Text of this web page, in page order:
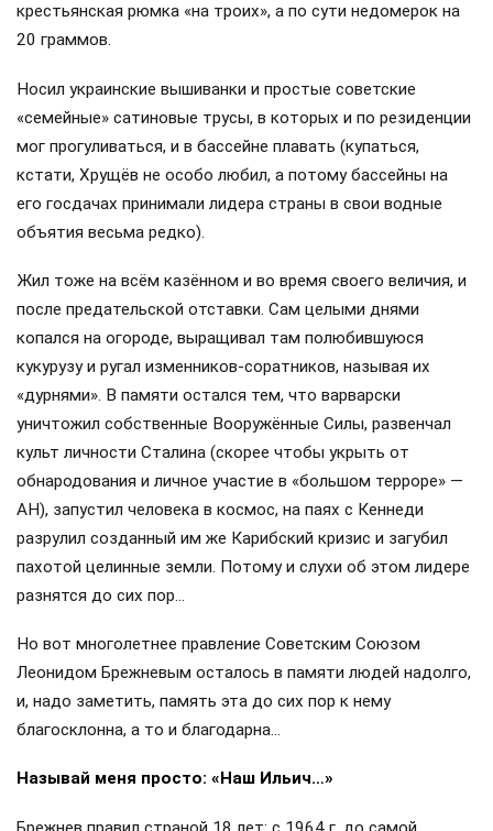
крестьянская рюмка «на троих», а по сути недомерок на
20 граммов.
Носил украинские вышиванки и простые советские
«семейные» сатиновые трусы, в которых и по резиденции
мог прогуливаться, и в бассейне плавать (купаться,
кстати, Хрущёв не особо любил, а потому бассейны на
его госдачах принимали лидера страны в свои водные
объятия весьма редко).
Жил тоже на всём казённом и во время своего величия, и
после предательской отставки. Сам целыми днями
копался на огороде, выращивал там полюбившуюся
кукурузу и ругал изменников-соратников, называя их
«дурнями». В памяти остался тем, что варварски
уничтожил собственные Вооружённые Силы, развенчал
культ личности Сталина (скорее чтобы укрыть от
обнародования и личное участие в «большом терроре» —
АН), запустил человека в космос, на паях с Кеннеди
разрулил созданный им же Карибский кризис и загубил
пахотой целинные земли. Потому и слухи об этом лидере
разнятся до сих пор…
Но вот многолетнее правление Советским Союзом
Леонидом Брежневым осталось в памяти людей надолго,
и, надо заметить, память эта до сих пор к нему
благосклонна, а то и благодарна…
Называй меня просто: «Наш Ильич…»